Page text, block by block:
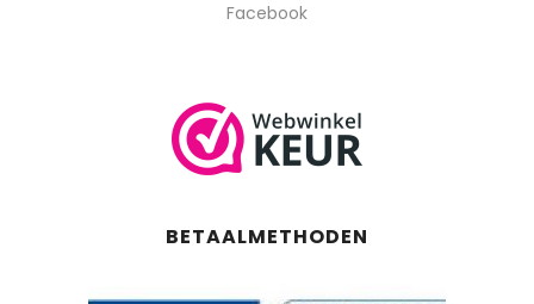
Facebook
BETAALMETHODEN